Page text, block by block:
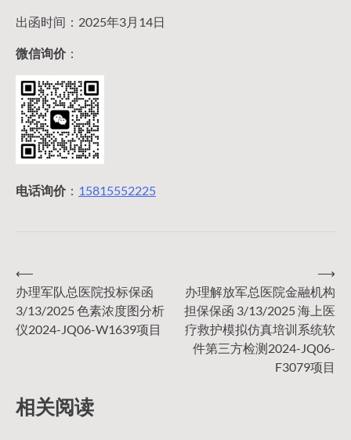
出函时间：2025年3月14日
微信询价：
电话询价： 15815552225
文
章
航
⟵
办理军队总医院投标保函
3/13/2025 色素浓度图分析
仪2024-JQ06-W1639项目
办理解放军总医院金融机构
担保保函 3/13/2025 海上医
疗救护模拟仿真培训系统软
件第三方检测2024-JQ06-
F3079项目
⟶
相关阅读